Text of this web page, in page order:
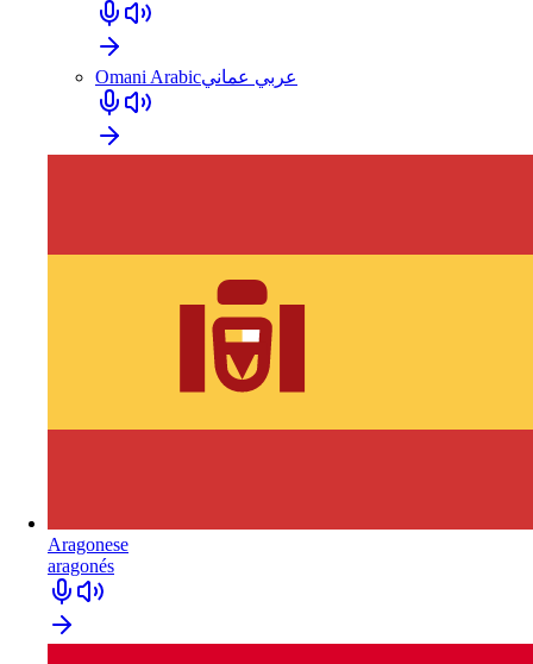
Omani Arabicعربي عماني
Aragonese
aragonés